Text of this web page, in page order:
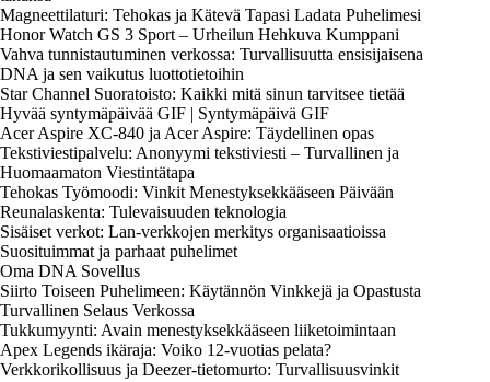
Magneettilaturi: Tehokas ja Kätevä Tapasi Ladata Puhelimesi
Honor Watch GS 3 Sport – Urheilun Hehkuva Kumppani
Vahva tunnistautuminen verkossa: Turvallisuutta ensisijaisena
DNA ja sen vaikutus luottotietoihin
Star Channel Suoratoisto: Kaikki mitä sinun tarvitsee tietää
Hyvää syntymäpäivää GIF | Syntymäpäivä GIF
Acer Aspire XC-840 ja Acer Aspire: Täydellinen opas
Tekstiviestipalvelu: Anonyymi tekstiviesti – Turvallinen ja
Huomaamaton Viestintätapa
Tehokas Työmoodi: Vinkit Menestyksekkääseen Päivään
Reunalaskenta: Tulevaisuuden teknologia
Sisäiset verkot: Lan-verkkojen merkitys organisaatioissa
Suosituimmat ja parhaat puhelimet
Oma DNA Sovellus
Siirto Toiseen Puhelimeen: Käytännön Vinkkejä ja Opastusta
Turvallinen Selaus Verkossa
Tukkumyynti: Avain menestyksekkääseen liiketoimintaan
Apex Legends ikäraja: Voiko 12-vuotias pelata?
Verkkorikollisuus ja Deezer-tietomurto: Turvallisuusvinkit